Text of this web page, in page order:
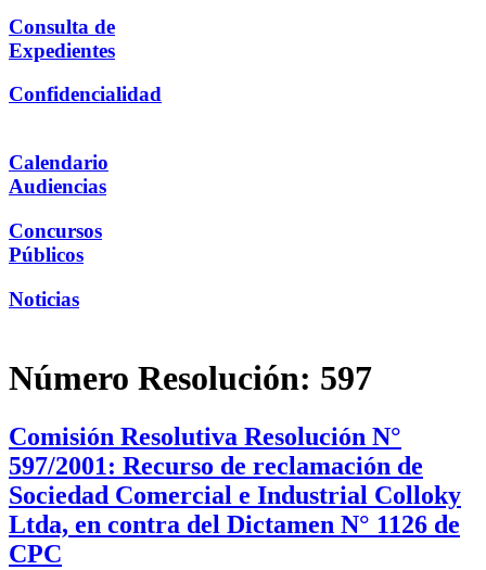
Consulta de
Expedientes
Confidencialidad
Calendario
Audiencias
Concursos
Públicos
Noticias
Número Resolución: 597
Comisión Resolutiva Resolución N°
597/2001: Recurso de reclamación de
Sociedad Comercial e Industrial Colloky
Ltda, en contra del Dictamen N° 1126 de
CPC